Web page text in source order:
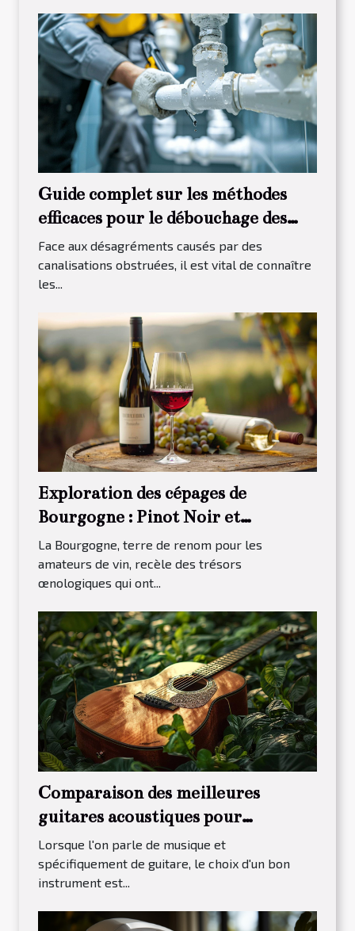
Guide complet sur les méthodes
efficaces pour le débouchage des
canalisations
Face aux désagréments causés par des
canalisations obstruées, il est vital de connaître
les...
Exploration des cépages de
Bourgogne : Pinot Noir et
Chardonnay
La Bourgogne, terre de renom pour les
amateurs de vin, recèle des trésors
œnologiques qui ont...
Comparaison des meilleures
guitares acoustiques pour
débutants en 2023
Lorsque l'on parle de musique et
spécifiquement de guitare, le choix d'un bon
instrument est...